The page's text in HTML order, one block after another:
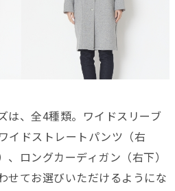
は、全4種類。ワイドスリーブ
イドストレートパンツ（右
、ロングカーディガン（右下）
せてお選びいただけるようにな